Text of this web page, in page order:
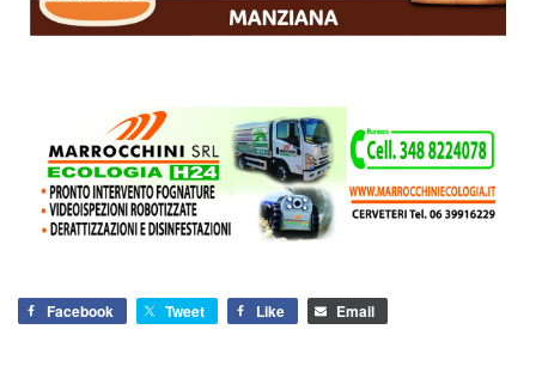
Facebook Tweet Like Email